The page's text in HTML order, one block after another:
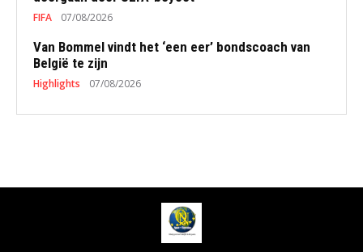
FIFA 07/08/2026
Van Bommel vindt het ‘een eer’ bondscoach van
België te zijn
Highlights 07/08/2026